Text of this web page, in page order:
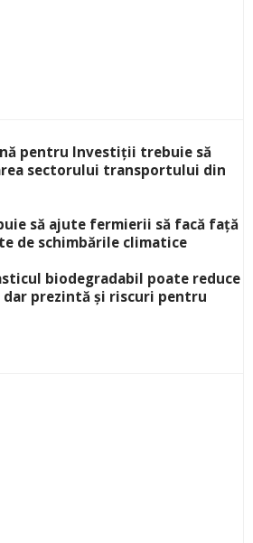
pentru Investiții trebuie să
sectorului transportului din
să ajute fermierii să facă față
de schimbările climatice
biodegradabil poate reduce
dar prezintă și riscuri pentru